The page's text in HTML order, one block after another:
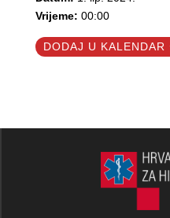
Vrijeme: 00:00
DODAJ U KALENDAR